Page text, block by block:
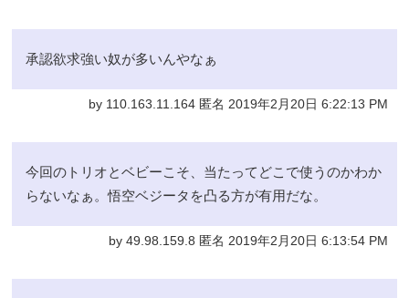
承認欲求強い奴が多いんやなぁ
by 110.163.11.164 匿名 2019年2月20日 6:22:13 PM
今回のトリオとベビーこそ、当たってどこで使うのかわか
らないなぁ。悟空ベジータを凸る方が有用だな。
by 49.98.159.8 匿名 2019年2月20日 6:13:54 PM